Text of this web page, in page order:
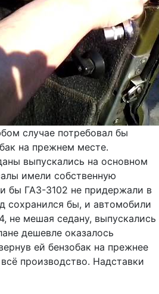
случае потребовал бы
на прежнем месте.
выпускались на основном
имели собственную
бы ГАЗ-3102 не придержали в
сохранился бы, и автомобили
не мешая седану, выпускались
дешевле оказалось
ей бензобак на прежнее
производство. Надставки